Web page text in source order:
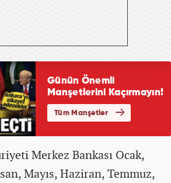
Merkez Bankası Ocak,
Mayıs, Haziran, Temmuz,